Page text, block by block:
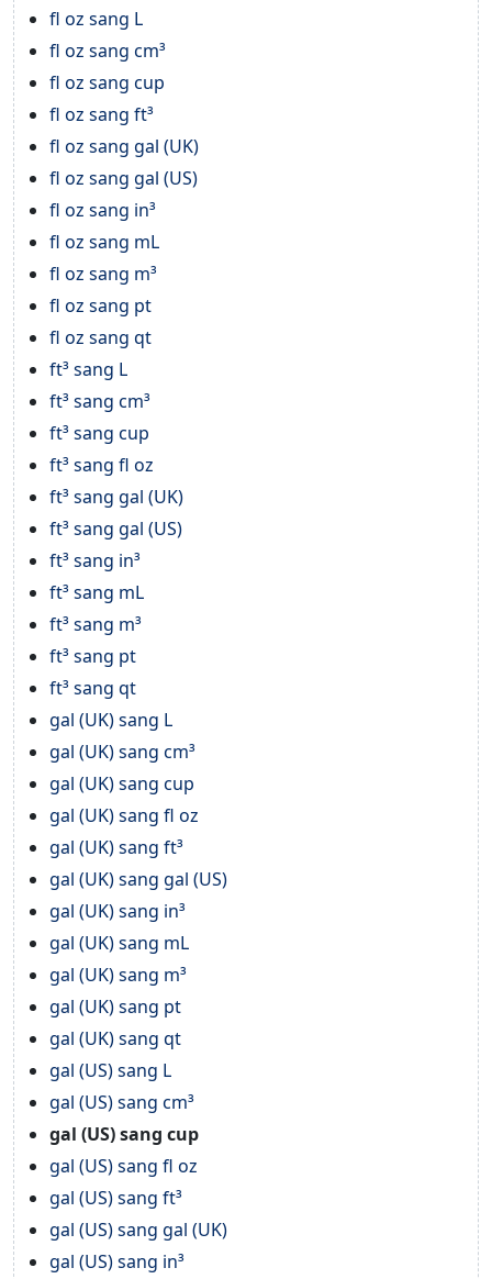
fl oz sang L
fl oz sang cm³
fl oz sang cup
fl oz sang ft³
fl oz sang gal (UK)
fl oz sang gal (US)
fl oz sang in³
fl oz sang mL
fl oz sang m³
fl oz sang pt
fl oz sang qt
ft³ sang L
ft³ sang cm³
ft³ sang cup
ft³ sang fl oz
ft³ sang gal (UK)
ft³ sang gal (US)
ft³ sang in³
ft³ sang mL
ft³ sang m³
ft³ sang pt
ft³ sang qt
gal (UK) sang L
gal (UK) sang cm³
gal (UK) sang cup
gal (UK) sang fl oz
gal (UK) sang ft³
gal (UK) sang gal (US)
gal (UK) sang in³
gal (UK) sang mL
gal (UK) sang m³
gal (UK) sang pt
gal (UK) sang qt
gal (US) sang L
gal (US) sang cm³
gal (US) sang cup
gal (US) sang fl oz
gal (US) sang ft³
gal (US) sang gal (UK)
gal (US) sang in³